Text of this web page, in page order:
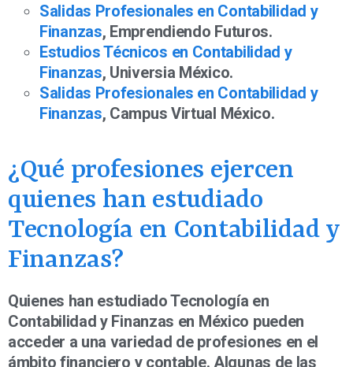
Salidas Profesionales en Contabilidad y
Finanzas, Emprendiendo Futuros.
Estudios Técnicos en Contabilidad y
Finanzas, Universia México.
Salidas Profesionales en Contabilidad y
Finanzas, Campus Virtual México.
¿Qué profesiones ejercen
quienes han estudiado
Tecnología en Contabilidad y
Finanzas?
Quienes han estudiado Tecnología en
Contabilidad y Finanzas en México pueden
acceder a una variedad de profesiones en el
ámbito financiero y contable. Algunas de las